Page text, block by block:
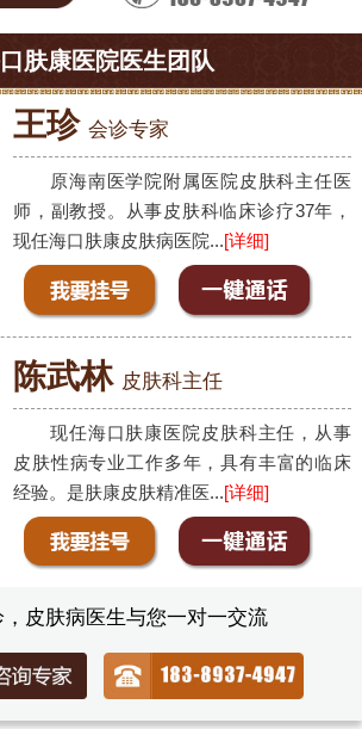
肤康医院医生团队
王珍 会诊专家
原海南医学院附属医院皮肤科主任医
师，副教授。从事皮肤科临床诊疗37年，
现任海口肤康皮肤病医院...[详细]
陈武林 皮肤科主任
现任海口肤康医院皮肤科主任，从事
皮肤性病专业工作多年，具有丰富的临床
经验。是肤康皮肤精准医...[详细]
皮肤病医生与您一对一交流